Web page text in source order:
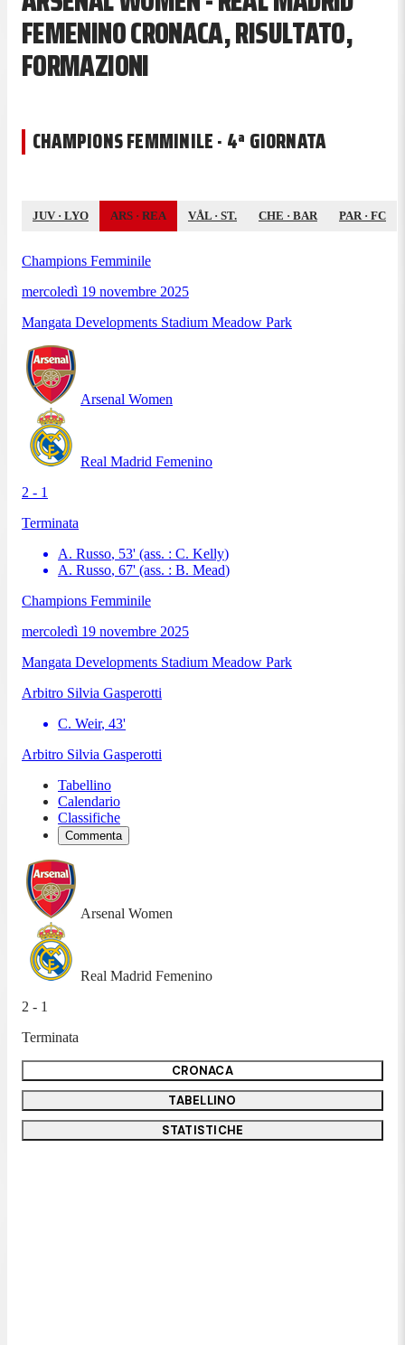
FEMENINO CRONACA, RISULTATO,
FORMAZIONI
CHAMPIONS FEMMINILE · 4ª GIORNATA
JUV· LYO ARS · REA VÅL · ST. CHE · BAR PAR· FC
Champions Femminile
mercoledì 19 novembre 2025
Mangata Developments Stadium Meadow Park
Arsenal Women
Real Madrid Femenino
2 - 1
Terminata
A. Russo, 53' (ass. : C. Kelly)
A. Russo, 67' (ass. : B. Mead)
Champions Femminile
mercoledì 19 novembre 2025
Mangata Developments Stadium Meadow Park
Arbitro Silvia Gasperotti
C. Weir, 43'
Arbitro Silvia Gasperotti
Tabellino
Calendario
Classifiche
Commenta
Arsenal Women
Real Madrid Femenino
2 - 1
Terminata
CRONACA
TABELLINO
STATISTICHE